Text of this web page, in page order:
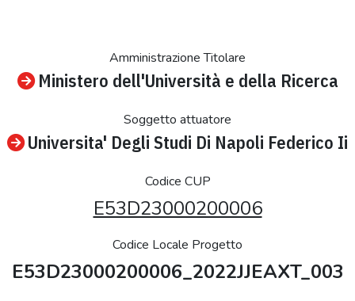
Amministrazione Titolare
Ministero dell'Università e della Ricerca
Soggetto attuatore
Universita' Degli Studi Di Napoli Federico Ii
Codice CUP
E53D23000200006
Codice Locale Progetto
E53D23000200006_2022JJEAXT_003